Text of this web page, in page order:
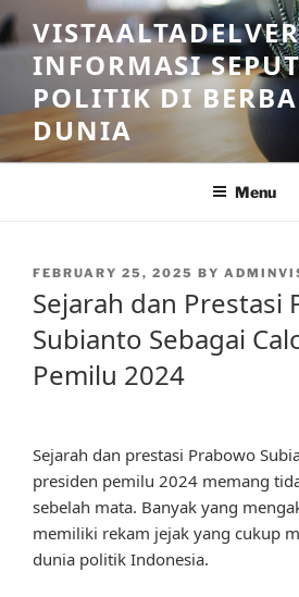
Skip
to
contentINFORMASI
POLITIK DI
DUNIA
Menu
POSTED
FEBRUARY 25, 2025 BY
Sejarah dan Prestasi
Subianto Sebagai
Pemilu 2024
Sejarah dan prestasi Prabowo
presiden pemilu 2024 memang
sebelah mata. Banyak yang
memiliki rekam jejak yang cukup
dunia politik Indonesia.